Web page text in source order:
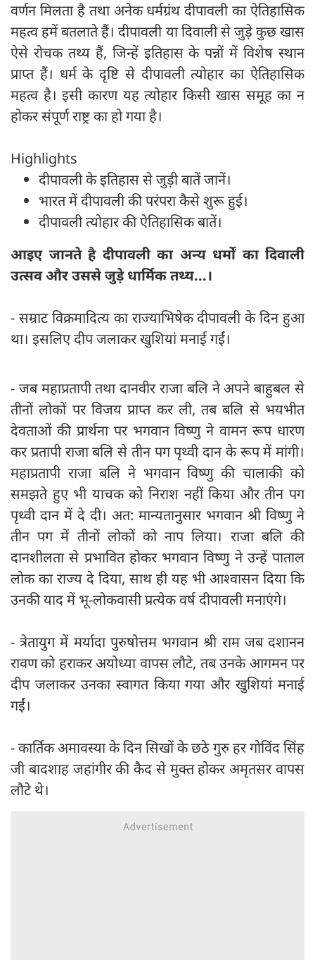
वर्णन मिलता है तथा अनेक धर्मग्रंथ दीपावली का ऐतिहासिक
महत्व हमें बतलाते हैं। दीपावली या दिवाली से जुड़े कुछ खास
ऐसे रोचक तथ्य हैं, जिन्हें इतिहास के पन्नों में विशेष स्थान
प्राप्त हैं। धर्म के दृष्टि से दीपावली त्योहार का ऐतिहासिक
महत्व है। इसी कारण यह त्योहार किसी खास समूह का न
होकर संपूर्ण राष्ट्र का हो गया है।
Highlights
दीपावली के इतिहास से जुड़ी बातें जानें।
भारत में दीपावली की परंपरा कैसे शुरू हुई।
दीपावली त्योहार की ऐतिहासिक बातें।
आइए जानते है दीपावली का अन्य धर्मों का दिवाली
उत्सव और उससे जुड़े धार्मिक तथ्य...।
- सम्राट विक्रमादित्य का राज्याभिषेक दीपावली के दिन हुआ
था। इसलिए दीप जलाकर खुशियां मनाई गईं।
- जब महाप्रतापी तथा दानवीर राजा बलि ने अपने बाहुबल से
तीनों लोकों पर विजय प्राप्त कर ली, तब बलि से भयभीत
देवताओं की प्रार्थना पर भगवान विष्णु ने वामन रूप धारण
कर प्रतापी राजा बलि से तीन पग पृथ्वी दान के रूप में मांगी।
महाप्रतापी राजा बलि ने भगवान विष्णु की चालाकी को
समझते हुए भी याचक को निराश नहीं किया और तीन पग
पृथ्वी दान में दे दी। अत: मान्यतानुसार भगवान श्री विष्णु ने
तीन पग में तीनों लोकों को नाप लिया। राजा बलि की
दानशीलता से प्रभावित होकर भगवान विष्णु ने उन्हें पाताल
लोक का राज्य दे दिया, साथ ही यह भी आश्वासन दिया कि
उनकी याद में भू-लोकवासी प्रत्येक वर्ष दीपावली मनाएंगे।
- त्रेतायुग में मर्यादा पुरुषोत्तम भगवान श्री राम जब दशानन
रावण को हराकर अयोध्या वापस लौटे, तब उनके आगमन पर
दीप जलाकर उनका स्वागत किया गया और खुशियां मनाई
गईं।
- कार्तिक अमावस्या के दिन सिखों के छठे गुरु हर गोविंद सिंह
जी बादशाह जहांगीर की कैद से मुक्त होकर अमृतसर वापस
लौटे थे।